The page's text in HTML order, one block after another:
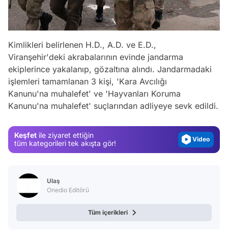
Kimlikleri belirlenen H.D., A.D. ve E.D.,
Viranşehir'deki akrabalarının evinde jandarma
ekiplerince yakalanıp, gözaltına alındı. Jandarmadaki
işlemleri tamamlanan 3 kişi, 'Kara Avcılığı
Kanunu'na muhalefet' ve 'Hayvanları Koruma
Kanunu'na muhalefet' suçlarından adliyeye sevk edildi.
Keşfet ile ziyaret ettiğin
tüm kategorileri tek akışta gör!
Video
Gündem
Video
Ulaş
Onedio Editörü
Tüm içerikleri